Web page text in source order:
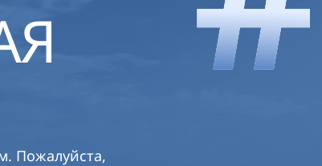
Пожалуйста,